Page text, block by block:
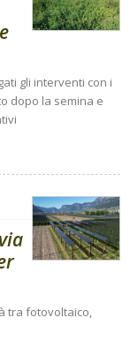
gli interventi con i
dopo la semina e
tra fotovoltaico,